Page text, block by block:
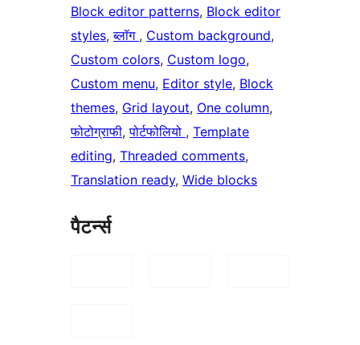
Block editor patterns, Block editor
styles, ब्लॉग , Custom background
Custom colors, Custom logo
Custom menu, Editor style, Block
themes, Grid layout, One column
फोटोग्राफी, पोर्टफोलियो , Template
editing, Threaded comments
Translation ready, Wide blocks
पैटर्न्स